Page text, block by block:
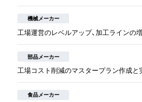
機械メーカー
工場運営のレベルアップ、加工ラインの
部品メーカー
工場コスト削減のマスタープラン作成と
食品メーカー